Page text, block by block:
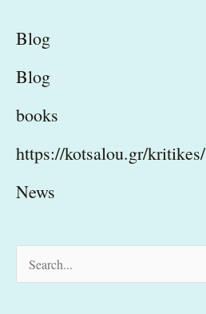
Blog
Blog
books
https://kotsalou.gr/kritikes/
News